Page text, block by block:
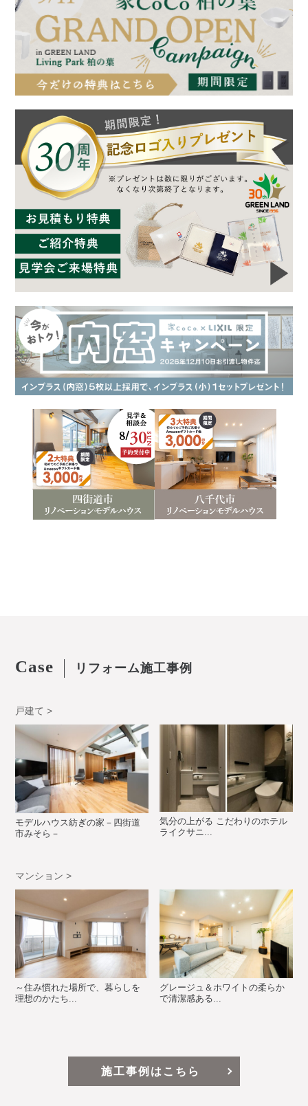
Case リフォーム施工事例
戸建て >
モデルハウス紡ぎの家－四街道
市みそら－
気分の上がる こだわりのホテル
ライクサニ...
マンション >
～住み慣れた場所で、暮らしを
理想のかたち...
グレージュ＆ホワイトの柔らか
で清潔感ある...
施工事例はこちら